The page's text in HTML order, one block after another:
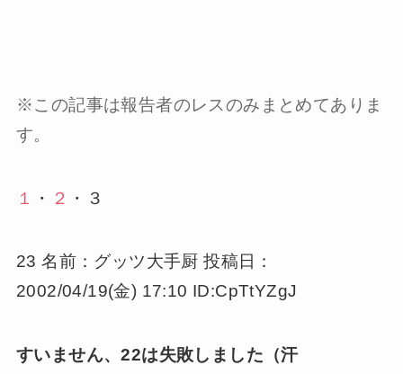
※この記事は報告者のレスのみまとめてありま
す。
１ ・ ２ ・３
23 名前：グッツ大手厨 投稿日：
2002/04/19(金) 17:10 ID:CpTtYZgJ
すいません、22は失敗しました（汗